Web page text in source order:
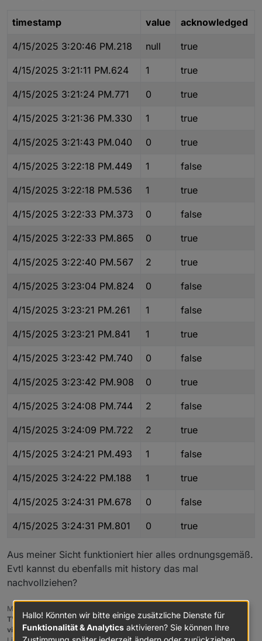
timestamp value acknowledged
4/15/2025 3:20:46 PM.218 null true
4/15/2025 3:21:11 PM.624 1 true
4/15/2025 3:21:24 PM.771 0 true
4/15/2025 3:21:36 PM.330 1 true
4/15/2025 3:21:43 PM.040 0 true
4/15/2025 3:22:18 PM.449 1 false
4/15/2025 3:22:18 PM.536 1 true
4/15/2025 3:22:33 PM.373 0 false
4/15/2025 3:22:33 PM.865 0 true
4/15/2025 3:22:40 PM.567 2 true
4/15/2025 3:23:04 PM.824 0 false
4/15/2025 3:23:21 PM.261 1 false
4/15/2025 3:23:21 PM.841 1 true
4/15/2025 3:23:42 PM.740 0 false
4/15/2025 3:23:42 PM.908 0 true
4/15/2025 3:24:08 PM.744 2 false
4/15/2025 3:24:09 PM.722 2 true
4/15/2025 3:24:21 PM.493 1 false
4/15/2025 3:24:22 PM.188 1 true
4/15/2025 3:24:31 PM.678 0 false
4/15/2025 3:24:31 PM.801 0 true
Aus meiner Sicht funktioniert hier alles ordnungsgemäß.
Evtl kannst du ebenfalls mit history das mal
nachvollziehen?
Meine Adapter und Widgets
TVProgram,SqueezeboxRPC, OpenLiga,RSSFeed, MyTime,, pi-hole2
vis-json-template,skiinfo,vis-mapwidgets,vis-2-widgets-rssfeed
Hallo! Könnten wir bitte einige zusätzliche Dienste für
Funktionalität & Analytics aktivieren? Sie können Ihre